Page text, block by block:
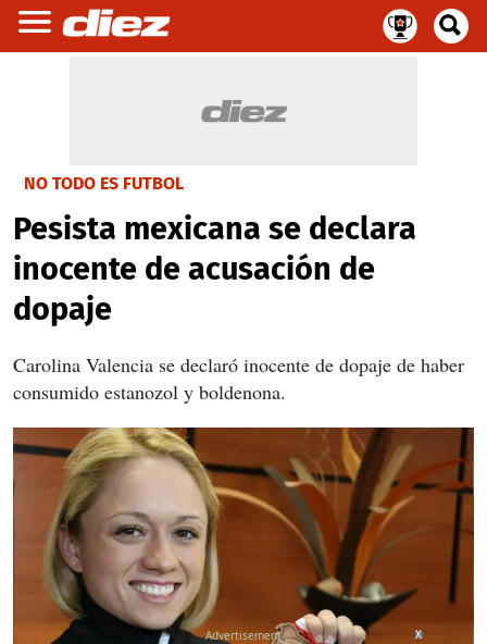
NO TODO ES FUTBOL
Pesista mexicana se declara
inocente de acusación de
dopaje
Carolina Valencia se declaró inocente de dopaje de haber
consumido estanozol y boldenona.
X